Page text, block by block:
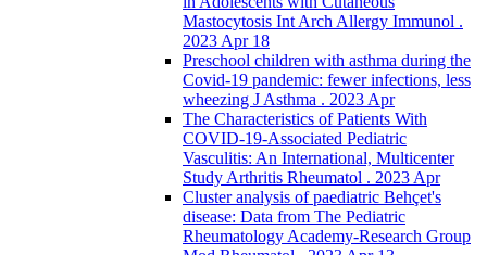
Mastocytosis Int Arch Allergy Immunol .
2023 Apr 18
Preschool children with asthma during the
Covid-19 pandemic: fewer infections, less
wheezing J Asthma . 2023 Apr
The Characteristics of Patients With
COVID-19-Associated Pediatric
Vasculitis: An International, Multicenter
Study Arthritis Rheumatol . 2023 Apr
Cluster analysis of paediatric Behçet's
disease: Data from The Pediatric
Rheumatology Academy-Research Group